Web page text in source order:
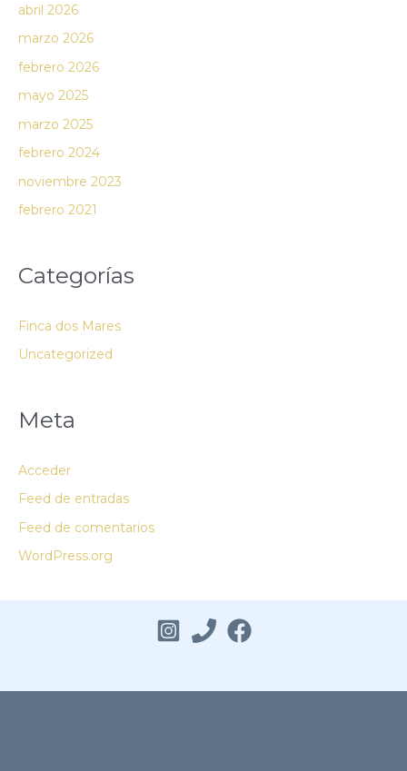
abril 2026
marzo 2026
febrero 2026
mayo 2025
marzo 2025
febrero 2024
noviembre 2023
febrero 2021
Categorías
Finca dos Mares
Uncategorized
Meta
Acceder
Feed de entradas
Feed de comentarios
WordPress.org